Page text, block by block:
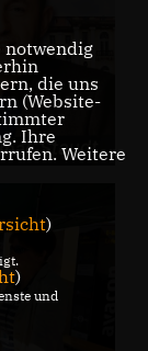
notwendig
die uns
(Website-
Ihre
Weitere
)
)
und